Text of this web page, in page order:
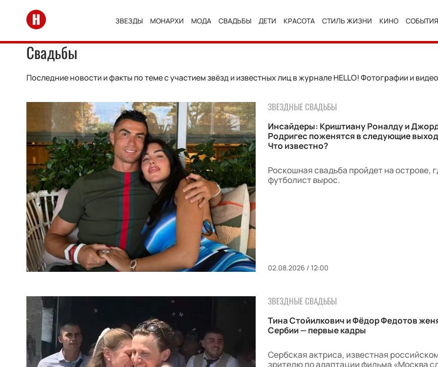
Перейти на главную
ЗВЕЗДЫ МОНАРХИ МОДА СВАДЬБЫ ДЕТИ КРАСОТА СТИЛЬ ЖИЗНИ КИНО СОБЫТИЯ
Свадьбы
Последние новости и факты по теме с участием звёзд и известных лиц в журнале HELLO! Фотографии и
ЗВЕЗДНЫЕ СВАДЬБЫ
Инсайдеры: Криштиану Роналду и
Родригес поженятся в следующие
Что известно?
Роскошная свадьба пройдет на острове,
футболист вырос.
02.08.2026 / 12:00
ЗВЕЗДНЫЕ СВАДЬБЫ
Тина Стойилкович и Фёдор Федотов
Сербии — первые кадры
Сербская актриса, известная
зрителю по адаптации фильма «Москва